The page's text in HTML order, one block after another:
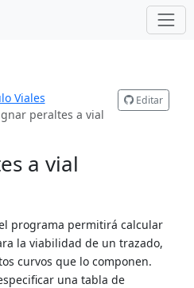
Viales
peraltes a vial
Editar
a vial
programa permitirá calcular
la viabilidad de un trazado,
curvos que lo componen.
una tabla de